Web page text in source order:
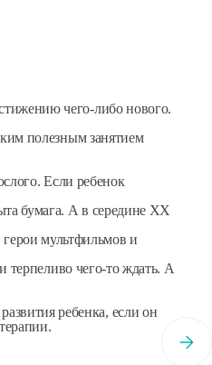
чего-либо нового.
полезным занятием
Если ребенок
бумага. А в середине ХХ
мультфильмов и
терпеливо чего-то ждать. А
ребенка, если он